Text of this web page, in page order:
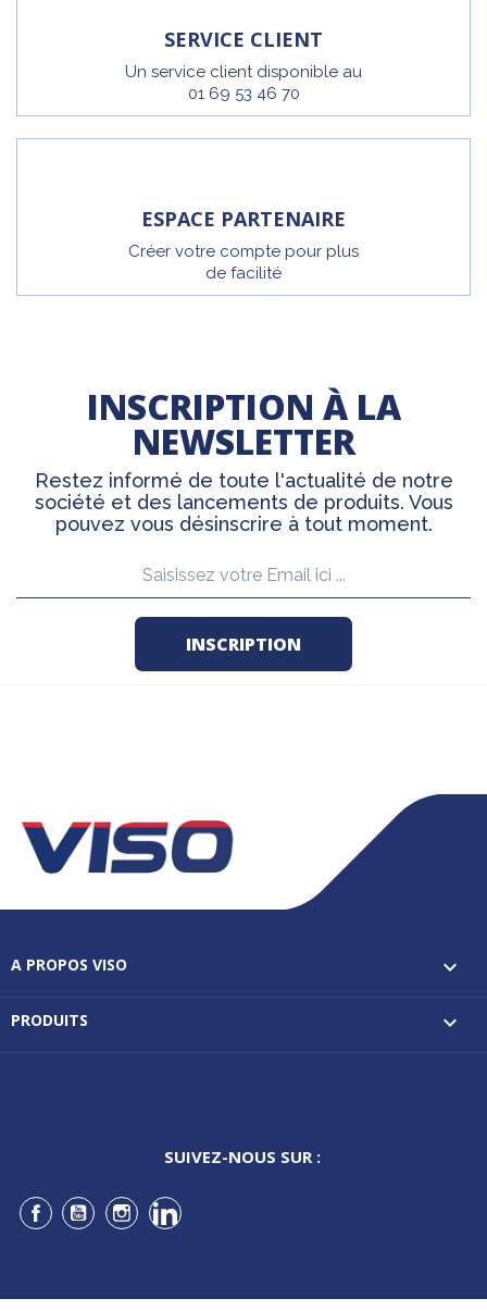
SERVICE CLIENT
Un service client disponible au
01 69 53 46 70
ESPACE PARTENAIRE
Créer votre compte pour plus
de facilité
INSCRIPTION À LA
NEWSLETTER
Restez informé de toute l'actualité de notre
société et des lancements de produits. Vous
pouvez vous désinscrire à tout moment.
A PROPOS VISO 
PRODUITS 
SUIVEZ-NOUS SUR :
Facebook
YouTubeInstagramLinkedIn